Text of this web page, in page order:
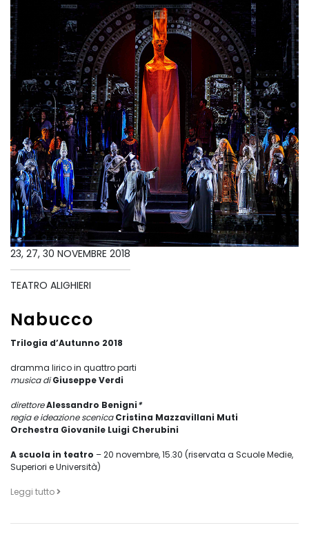
23, 27, 30 NOVEMBRE 2018
TEATRO ALIGHIERI
Nabucco
Trilogia d’Autunno 2018
dramma lirico in quattro parti
musica di Giuseppe Verdi
direttoreAlessandro Benigni*
regia e ideazione scenicaCristina Mazzavillani Muti
Orchestra Giovanile Luigi Cherubini
A scuola in teatro – 20 novembre, 15.30 (riservata a Scuole Medie,
Superiori e Università)
Leggi tutto